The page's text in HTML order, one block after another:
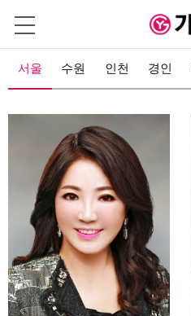
서울 수원 인천 경인